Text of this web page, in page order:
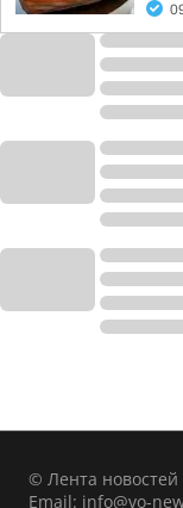
© Лента новостей
Email: info@vo-